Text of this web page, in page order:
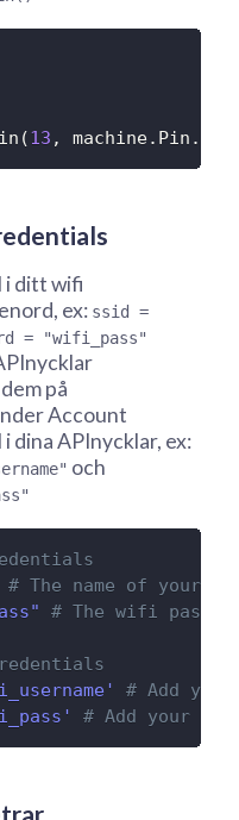
(13 , machine. Pin .
i ditt wifi
ex: ssid =
= "wifi_pass"
på
Account
dina APInycklar, ex:
och
# The name of your
# The wifi
# Add your
# Add your